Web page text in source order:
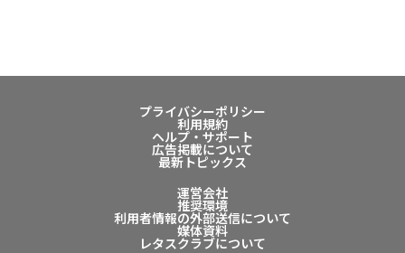
プライバシーポリシー
利用規約
ヘルプ・サポート
広告掲載について
最新トピックス
運営会社
推奨環境
利用者情報の外部送信について
媒体資料
レタスクラブについて